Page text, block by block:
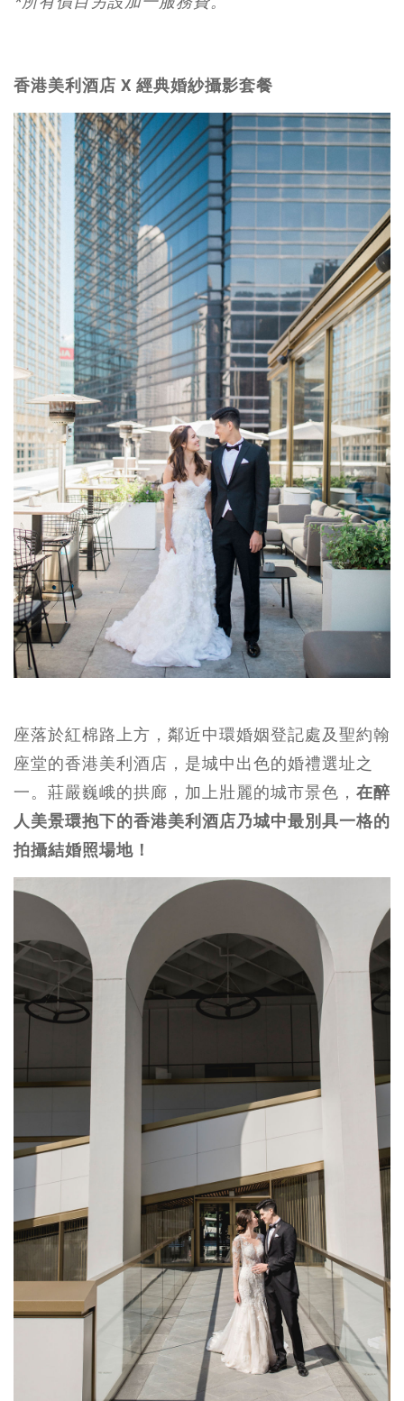
香港美利酒店 X 經典婚紗攝影套餐
座落於紅棉路上方，鄰近中環婚姻登記處及聖約翰
座堂的香港美利酒店，是城中出色的婚禮選址之
一。莊嚴巍峨的拱廊，加上壯麗的城市景色， 在醉
人美景環抱下的香港美利酒店乃城中最別具一格的
拍攝結婚照場地！